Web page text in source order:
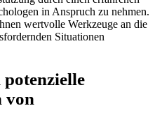
in Anspruch zu nehmen.
wertvolle Werkzeuge an die
Situationen
von